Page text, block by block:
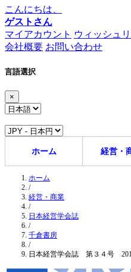
こんにちは、
ゲストさん
マイアカウント ウィッシュ
会社概要 お問い合わせ
言語選択
×
ホーム 経営・
ホーム
/
経営・商業
/
日本経営学会誌
/
千倉書房
/
日本経営学会誌 第３４号